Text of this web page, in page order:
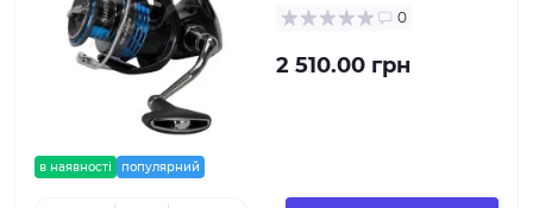
в наявності популярний
0
2 510.00 грн